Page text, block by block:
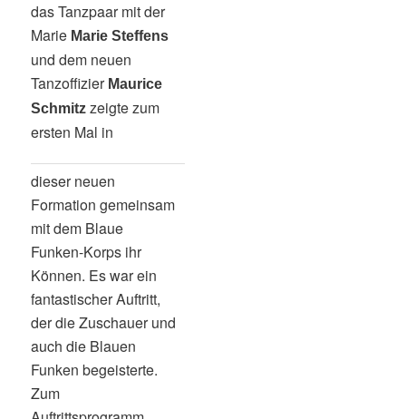
das Tanzpaar mit der
Marie Marie Steffens
und dem neuen
Tanzoffizier Maurice
Schmitzzeigte zum
ersten Mal in
dieser neuen
Formation gemeinsam
mit dem Blaue
Funken-Korps ihr
Können. Es war ein
fantastischer Auftritt,
der die Zuschauer und
auch die Blauen
Funken begeisterte.
Zum